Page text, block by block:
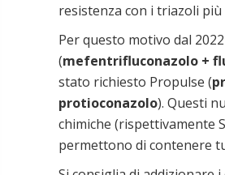
resistenza con i triazoli
Per questo motivo dal
(mefentrifluconazolo +
stato richiesto Propulse (
protioconazolo). Questi
chimiche (rispettivamente
permettono di contenere